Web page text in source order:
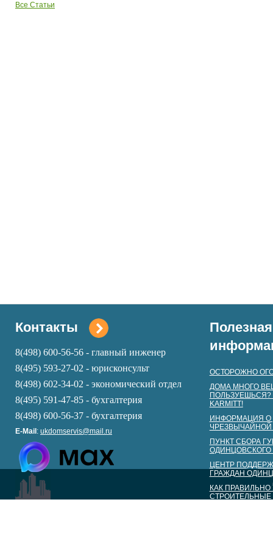
Все Статьи
Контакты
8(498) 600-56-56 - главный инженер
8(495) 593-27-02 - юрисконсульт
8(498) 602-34-02 - экономический отдел
8(495) 591-47-85 - бухгалтерия
8(498) 600-56-37 - бухгалтерия
E-Mail : ukdomservis@mail.ru
Полезная
ОСТОРОЖНО
ДОМА МНОГО
ПОЛЬЗУЕШЬСЯ?
KARMITT!
ИНФОРМАЦИЯ О
ПУНКТ СБОРА
ОДИНЦОВСКОГО
ЦЕНТР
ГРАЖДАН
КАК
СТРОИТЕЛЬНЫЕ